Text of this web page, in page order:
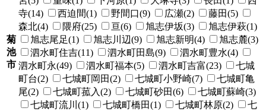
菊
池
市
寺(14)
西迫間(1) 野間口(9) 広瀬(2)
藤田(5)
森北(4)
隈府(25) 亘(6) 旭志伊坂(3)
旭志伊萩(1)
旭志尾足(1)
旭志川辺(9) 旭志新明(4)
旭志麓(3)
泗水町住吉(11)
泗水町田島(9)
泗水町豊水(4)
泗水町永(49)
泗水町福本(5) 泗水町吉富(23)
七城
町台(2)
七城町岡田(2) 七城町小野崎(7)
七城町亀
尾(2)
七城町菰入(2) 七城町砂田(6)
七城町蘇崎(3)
七城町流川(1)
七城町橋田(1) 七城町林原(2)
七